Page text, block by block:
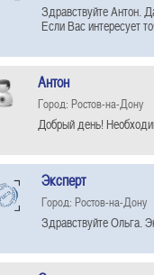
Здравствуйте Антон.
Если Вас интересует
Антон
Город: Ростов-на-Дону
Добрый день!
Эксперт
Город: Ростов-на-Дону
Здравствуйте Ольга.